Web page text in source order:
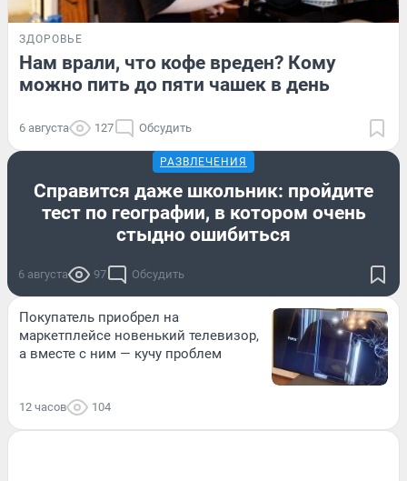
ЗДОРОВЬЕ
Нам врали, что кофе вреден? Кому
можно пить до пяти чашек в день
6 августа 127 Обсудить
РАЗВЛЕЧЕНИЯ
Справится даже школьник: пройдите
тест по географии, в котором очень
стыдно ошибиться
6 августа 97 Обсудить
Покупатель приобрел на
маркетплейсе новенький телевизор,
а вместе с ним — кучу проблем
12 часов 104